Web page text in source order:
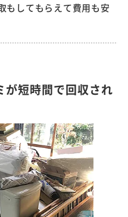
もしてもらえて費用も安
が短時間で回収され